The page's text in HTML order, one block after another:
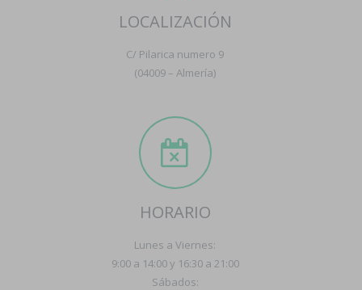
LOCALIZACIÓN
C/ Pilarica numero 9
(04009 – Almería)
HORARIO
Lunes a Viernes:
9:00 a 14:00 y 16:30 a 21:00
Sábados: